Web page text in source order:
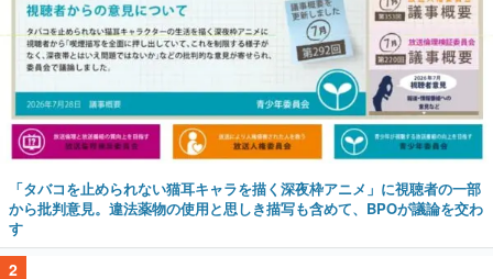
「タバコを止められない猫耳キャラを描く深夜枠アニメ」に視聴者の一部
から批判意見。違法薬物の使用と思しき描写も含めて、BPOが議論を交わ
す
2